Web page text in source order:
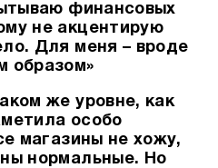
финансовых
не акцентирую
Для меня – вроде
образом»
же уровне, как
особо
магазины не хожу,
нормальные. Но